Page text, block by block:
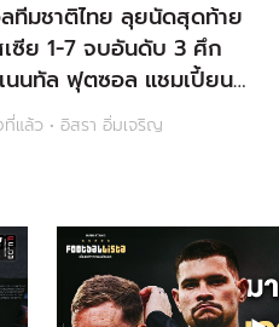
ทีมชาติไทย ลุยนัดสุดท้าย
ซีย 1-7 จบอันดับ 3 ศึก
นนทัล ฟุตซอล แชมเปี้ยน
แล้ว • อิสรา อิ่มเจริญ